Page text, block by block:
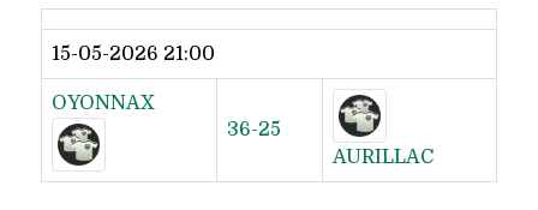
15-05-2026 21:00
OYONNAX
36-25
AURILLAC